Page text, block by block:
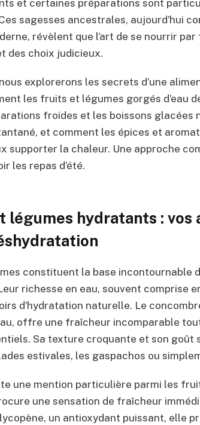
et certaines préparations sont
sagesses ancestrales, aujourd’hui
révèlent que l’art de se nourrir
des choix judicieux.
explorerons les secrets d’une
les fruits et légumes gorgés d’eau
froides et les boissons glacées
et comment les épices et
supporter la chaleur. Une approche
les repas d’été.
légumes hydratants : vos
constituent la base incontournable
richesse en eau, souvent comprise
d’hydratation naturelle. Le
offre une fraîcheur incomparable
Sa texture croquante et son goût
estivales, les gaspachos ou
une mention particulière parmi les
une sensation de fraîcheur
un antioxydant puissant, elle